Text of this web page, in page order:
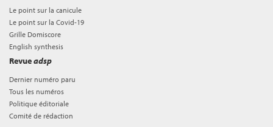
Le point sur la canicule
Le point sur la Covid-19
Grille Domiscore
English synthesis
Revueadsp
Dernier numéro paru
Tous les numéros
Politique éditoriale
Comité de rédaction